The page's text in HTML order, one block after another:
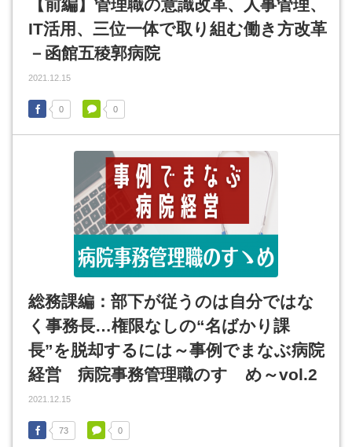
【前編】管理職の意識改革、人事管理、
IT活用、三位一体で取り組む働き方改革
－函館五稜郭病院
2021.12.15
0 0
総務課編：部下が従うのは自分ではな
く事務長…権限なしの“名ばかり課
長”を脱却するには～事例でまなぶ病院
経営 病院事務管理職のすゝめ～vol.2
2021.12.15
73 0